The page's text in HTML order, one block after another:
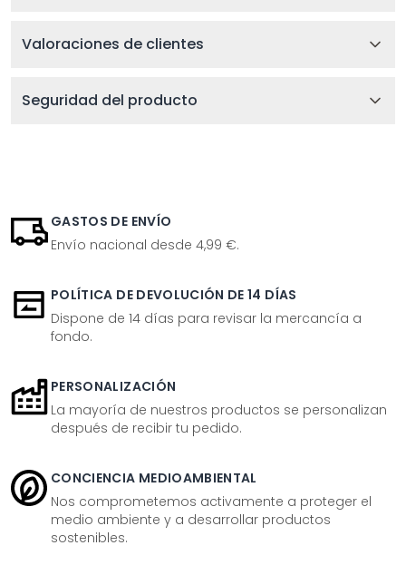
Valoraciones de clientes
Seguridad del producto
GASTOS DE ENVÍO
Envío nacional desde 4,99 €.
POLÍTICA DE DEVOLUCIÓN DE 14 DÍAS
Dispone de 14 días para revisar la mercancía a
fondo.
PERSONALIZACIÓN
La mayoría de nuestros productos se personalizan
después de recibir tu pedido.
CONCIENCIA MEDIOAMBIENTAL
Nos comprometemos activamente a proteger el
medio ambiente y a desarrollar productos
sostenibles.